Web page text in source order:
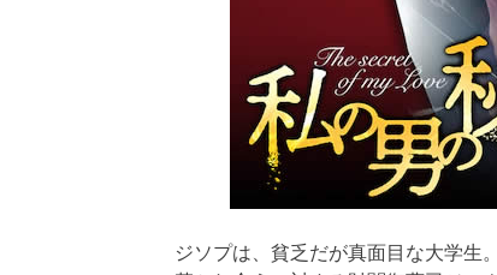
ジソプは、貧乏だが真面目な大学生